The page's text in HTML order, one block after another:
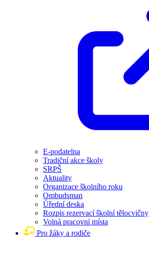
E-podatelna
Tradiční akce školy
SRPŠ
Aktuality
Organizace školního roku
Ombudsman
Úřední deska
Rozpis rezervací školní tělocvičny
Volná pracovní místa
Pro žáky a rodiče